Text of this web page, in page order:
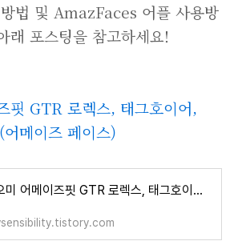
법 및 AmazFaces 어플 사용방
래 포스팅을 참고하세요!
핏 GTR 로렉스, 태그호이어,
메이즈 페이스)
샤오미 어메이즈핏 GTR 로렉스, 태그호이어, IWC 변경 방법 (어메이즈페이스)